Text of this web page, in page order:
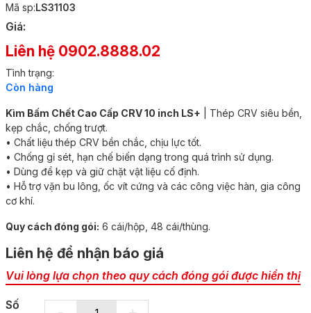
Mã sp:LS31103
Giá:
Liên hệ 0902.8888.02
Tình trạng:
Còn hàng
Kìm Bấm Chết Cao Cấp CRV 10 inch LS+ | Thép CRV siêu bền,
kẹp chắc, chống trượt.
• Chất liệu thép CRV bền chắc, chịu lực tốt.
• Chống gỉ sét, hạn chế biến dạng trong quá trình sử dụng.
• Dùng để kẹp và giữ chặt vật liệu cố định.
• Hỗ trợ vặn bu lông, ốc vít cứng và các công việc hàn, gia công
cơ khí.
Quy cách đóng gói: 6 cái/hộp, 48 cái/thùng.
Liên hệ để nhận báo giá
Vui lòng lựa chọn theo quy cách đóng gói được hiển thị
Số